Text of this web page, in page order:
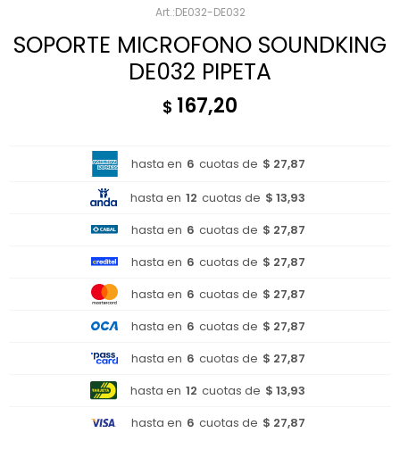
DE032-DE032
SOPORTE MICROFONO SOUNDKING
DE032 PIPETA
$ 167,20
hasta en 6 cuotas de $ 27,87
hasta en 12 cuotas de $ 13,93
hasta en 6 cuotas de $ 27,87
hasta en 6 cuotas de $ 27,87
hasta en 6 cuotas de $ 27,87
hasta en 6 cuotas de $ 27,87
hasta en 6 cuotas de $ 27,87
hasta en 12 cuotas de $ 13,93
hasta en 6 cuotas de $ 27,87